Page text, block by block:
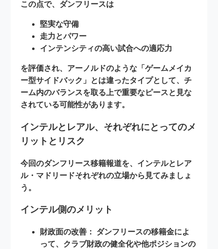
この点で、ダンフリースは
堅実な守備
走力とパワー
インテンシティの高い試合への適応力
を評価され、アーノルドのような「ゲームメイカ
ー型サイドバック」とは違ったタイプとして、チ
ーム内のバランスを取る上で重要なピースと見な
されている可能性があります。
インテルとレアル、それぞれにとってのメ
リットとリスク
今回のダンフリース移籍報道を、インテルとレア
ル・マドリードそれぞれの立場から見てみましょ
う。
インテル側のメリット
財政面の改善：
ダンフリースの移籍金によ
って、クラブ財政の健全化や他ポジションの